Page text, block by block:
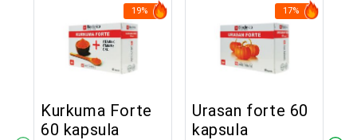
19%
Kurkuma Forte
60 kapsula
17%
Urasan forte 60
kapsula